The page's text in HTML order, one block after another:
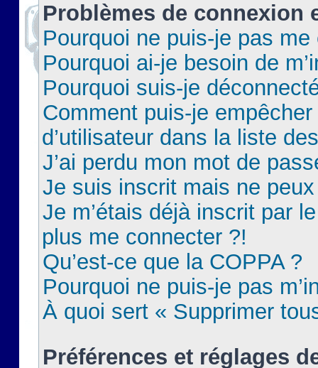
Problèmes de connexion
Pourquoi ne puis-je pas
Pourquoi ai-je besoin de
Pourquoi suis-je
Comment puis-je
d’utilisateur dans la liste
J’ai perdu mon mot de
Je suis inscrit mais ne
Je m’étais déjà inscrit par
plus me connecter ?!
Qu’est-ce que la COPPA ?
Pourquoi ne puis-je pas
À quoi sert « Supprimer
Préférences et réglages